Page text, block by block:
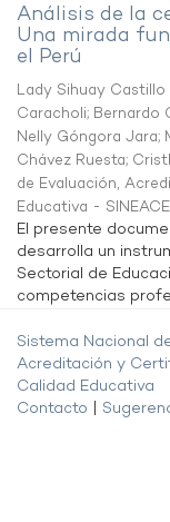
Análisis de la
Una mirada
el Perú
Lady Sihuay
Caracholi; Bernardo
Nelly Góngora Jara;
Chávez Ruesta;
de Evaluación,
Educativa - SINEACE
El presente
desarrolla un
Sectorial de
competencias
Sistema Nacional de
Acreditación y
Calidad Educativa
Contacto